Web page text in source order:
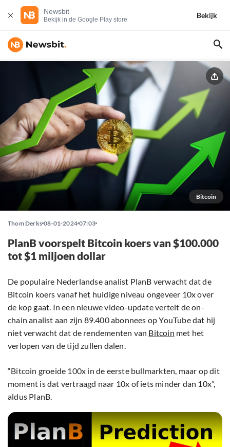
Newsbit
Bekijk in de Google Play store
Bekijk
Bitcoin
Thom Derks 08-01-2024 07:03
PlanB voorspelt Bitcoin koers van $100.000
tot $1 miljoen dollar
De populaire Nederlandse analist PlanB verwacht dat de
Bitcoin koers vanaf het huidige niveau ongeveer 10x over
de kop gaat. In een nieuwe video-update vertelt de on-
chain analist aan zijn 89.400 abonnees op YouTube dat hij
niet verwacht dat de rendementen van Bitcoin met het
verlopen van de tijd zullen dalen.
“Bitcoin groeide 100x in de eerste bullmarkten, maar op dit
moment is dat vertraagd naar 10x of iets minder dan 10x”,
aldus PlanB.